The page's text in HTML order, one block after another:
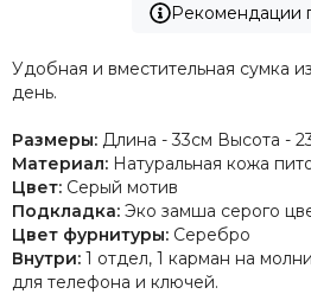
Рекомендации
Удобная и вместительная сумка
день.
Размеры: Длина - 33см Высота -
Материал: Натуральная кожа
Цвет: Серый мотив
Подкладка: Эко замша серого
Цвет фурнитуры: Серебро
Внутри: 1 отдел, 1 карман на
для телефона и ключей.